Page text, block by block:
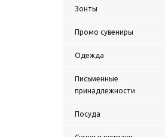
Зонты
Промо сувениры
Одежда
Письменные
принадлежности
Посуда